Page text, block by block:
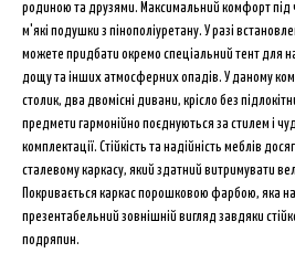
родиною та друзями. Максимальний комфорт під
м'які подушки з пінополіуретану. У разі
можете придбати окремо спеціальний тент для
дощу та інших атмосферних опадів. У даному
столик, два двомісні дивани, крісло без
предмети гармонійно поєднуються за стилем і
комплектації. Стійкість та надійність меблів
сталевому каркасу, який здатний витримувати
Покривається каркас порошковою фарбою, яка
презентабельний зовнішній вигляд завдяки
подряпин.